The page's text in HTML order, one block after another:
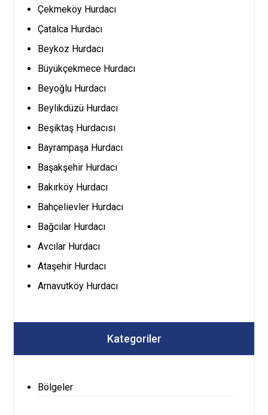
Çekmeköy Hurdacı
Çatalca Hurdacı
Beykoz Hurdacı
Büyükçekmece Hurdacı
Beyoğlu Hurdacı
Beylikdüzü Hurdacı
Beşiktaş Hurdacısı
Bayrampaşa Hurdacı
Başakşehir Hurdacı
Bakırköy Hurdacı
Bahçelievler Hurdacı
Bağcılar Hurdacı
Avcılar Hurdacı
Ataşehir Hurdacı
Arnavutköy Hurdacı
Kategoriler
Bölgeler